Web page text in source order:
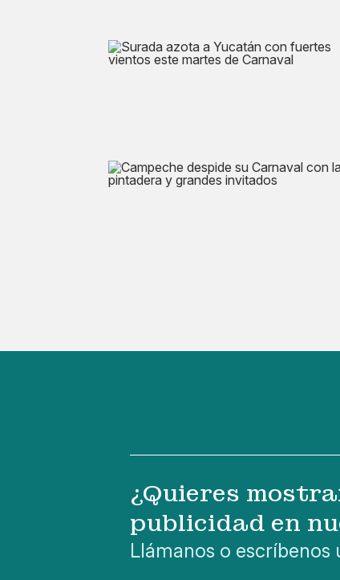
¿Quieres
publicidad en
Llámanos o escríbenos